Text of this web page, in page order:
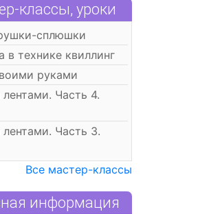
классы, уроки
сплюшки
в технике квиллинг
руками
Часть 4.
Часть 3.
Все мастер-классы
информация